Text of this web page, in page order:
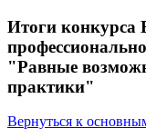
Итоги конкурса
"Равные
практики"
Вернуться к